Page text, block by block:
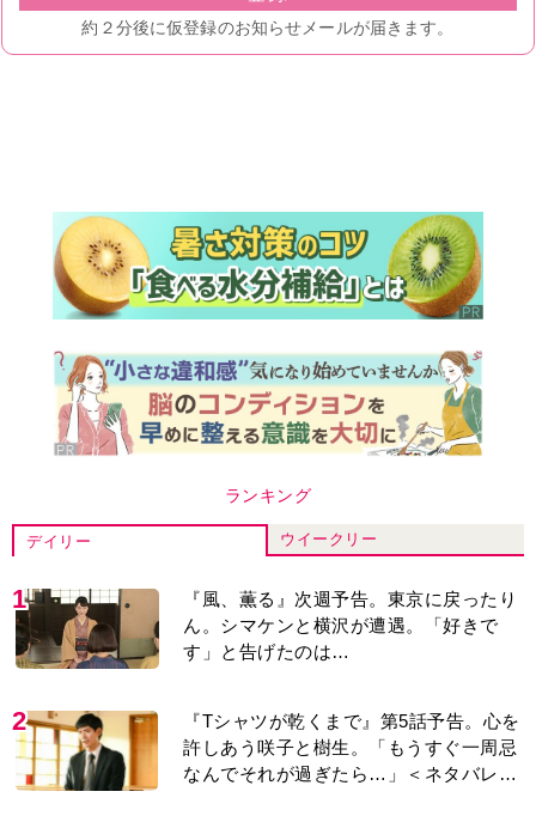
ランキング
デイリー ウイークリー
1
『風、薫る』次週予告。東京に戻ったり
ん。シマケンと横沢が遭遇。「好きで
す」と告げたのは…
2
『Tシャツが乾くまで』第5話予告。心を
許しあう咲子と樹生。「もうすぐ一周忌
なんでそれが過ぎたら…」＜ネタバレあ